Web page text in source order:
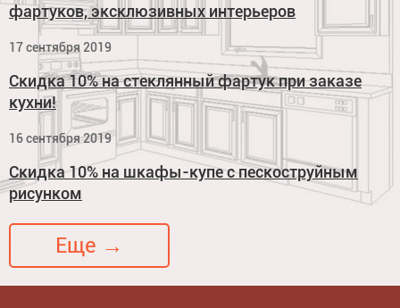
фартуков, эксклюзивных интерьеров
17 сентября 2019
Скидка 10% на стеклянный фартук при заказе
кухни!
16 сентября 2019
Скидка 10% на шкафы-купе с пескоструйным
рисунком
Еще →